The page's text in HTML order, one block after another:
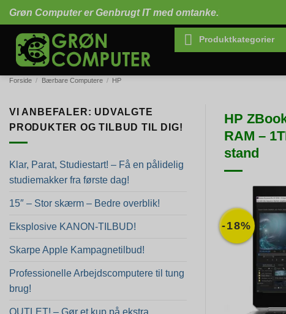
Fortsæt
til
indhold
Grøn Computer er Genbrugt IT med omtanke.
Produktkategorier
Forside / Bærbare Computere / HP
VI ANBEFALER: UDVALGTE
PRODUKTER OG TILBUD TIL DIG!
Klar, Parat, Studiestart! – Få en pålidelig
studiemakker fra første dag!
15″ – Stor skærm – Bedre overblik!
Eksplosive KANON-TILBUD!
Skarpe Apple Kampagnetilbud!
Professionelle Arbejdscomputere til tung
brug!
OUTLET! – Gør et kup på ekstra
HP
RAM –
stand
-18%